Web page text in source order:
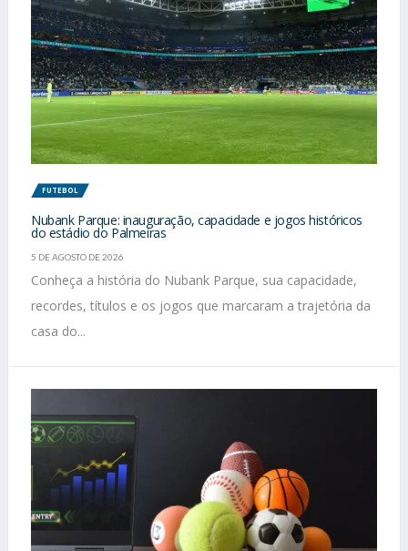
FUTEBOL
Nubank Parque: inauguração, capacidade e jogos históricos
do estádio do Palmeiras
5 DE AGOSTO DE 2026
Conheça a história do Nubank Parque, sua capacidade,
recordes, títulos e os jogos que marcaram a trajetória da
casa do...